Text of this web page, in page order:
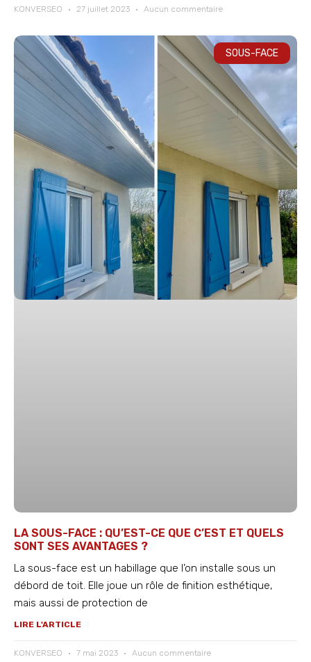
KONVERSEO 27 juillet 2023 Aucun commentaire
SOUS-FACE
LA SOUS-FACE : QU’EST-CE QUE C’EST ET QUELS
SONT SES AVANTAGES ?
La sous-face est un habillage que l’on installe sous un
débord de toit. Elle joue un rôle de finition esthétique,
mais aussi de protection de
LIRE L'ARTICLE
KONVERSEO 7 mai 2023 Aucun commentaire